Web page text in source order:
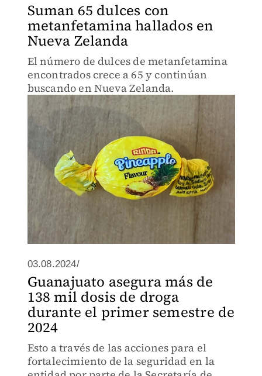
Suman 65 dulces con
metanfetamina hallados en
Nueva Zelanda
El número de dulces de metanfetamina
encontrados crece a 65 y continúan
buscando en Nueva Zelanda.
03.08.2024/
Guanajuato asegura más de
138 mil dosis de droga
durante el primer semestre de
2024
Esto a través de las acciones para el
fortalecimiento de la seguridad en la